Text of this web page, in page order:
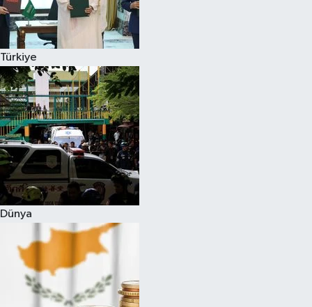
Türkiye
Dünya